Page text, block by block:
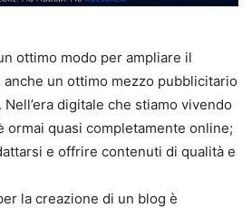
ottimo modo per ampliare il
un ottimo mezzo pubblicitario
digitale che stiamo vivendo
ormai quasi completamente online;
e offrire contenuti di qualità e
la creazione di un blog è